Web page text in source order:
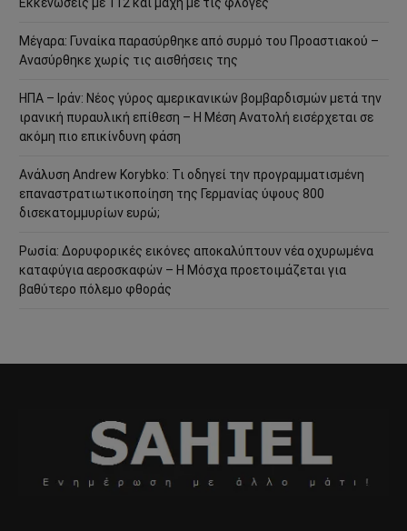
Μέγαρα: Γυναίκα παρασύρθηκε από συρμό του Προαστιακού –
Ανασύρθηκε χωρίς τις αισθήσεις της
ΗΠΑ – Ιράν: Νέος γύρος αμερικανικών βομβαρδισμών μετά την
ιρανική πυραυλική επίθεση – Η Μέση Ανατολή εισέρχεται σε
ακόμη πιο επικίνδυνη φάση
Ανάλυση Andrew Korybko: Τι οδηγεί την προγραμματισμένη
επαναστρατιωτικοποίηση της Γερμανίας ύψους 800
δισεκατομμυρίων ευρώ;
Ρωσία: Δορυφορικές εικόνες αποκαλύπτουν νέα οχυρωμένα
καταφύγια αεροσκαφών – Η Μόσχα προετοιμάζεται για
βαθύτερο πόλεμο φθοράς